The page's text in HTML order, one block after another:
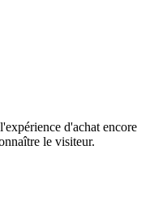
d'achat encore
le visiteur.